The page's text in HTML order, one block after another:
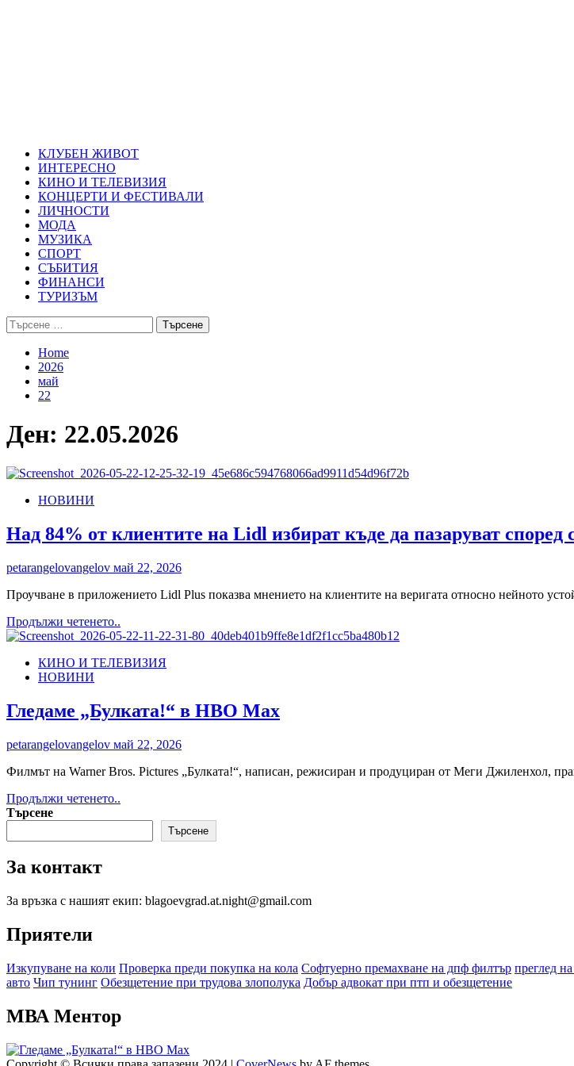
КЛУБЕН ЖИВОТ
ИНТЕРЕСНО
КИНО И ТЕЛЕВИЗИЯ
КОНЦЕРТИ И ФЕСТИВАЛИ
ЛИЧНОСТИ
МОДА
МУЗИКА
СПОРТ
СЪБИТИЯ
ФИНАНСИ
ТУРИЗЪМ
Търсене
за:
Home
2026
май
22
Ден: 22.05.2026
НОВИНИ
Над 84% от клиентите на Lidl избират къде да пазаруват според
petarangelovangelov май 22, 2026
Проучване в приложението Lidl Plus показва мнението на клиентите на веригата относно нейното
Продължи четенето..
more
Над
клиентите
на
избират
да
според
социалната
КИНО И ТЕЛЕВИЗИЯ
НОВИНИ
Гледаме „Булката!“ в HBO Max
petarangelovangelov май 22, 2026
Филмът на Warner Bros. Pictures „Булката!“, написан, режисиран и продуциран от Меги Джиленхол,
Продължи четенето..
Гледаме
Max
Търсене
Търсене
За контакт
За връзка с нашият екип: blagoevgrad.at.night@gmail.com
Приятели
Изкупуване на коли Проверка преди покупка на кола Софтуерно премахване на дпф филтър преглед
авто Чип тунинг Обезщетение при трудова злополука Добър адвокат при птп и обезщетение
МВА Ментор